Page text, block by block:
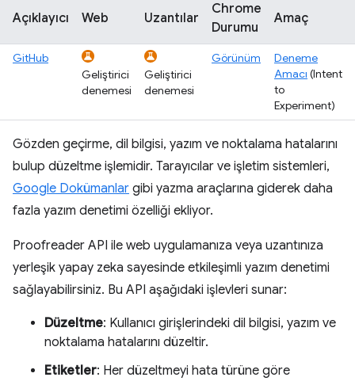
Açıklayıcı Web Uzantılar
Chrome
Durumu
Amaç
GitHub
Geliştirici
denemesi
Geliştirici
denemesi
Görünüm
Deneme
Amacı (Intent
to
Experiment)
Gözden geçirme, dil bilgisi, yazım ve noktalama hatalarını
bulup düzeltme işlemidir. Tarayıcılar ve işletim sistemleri,
Google Dokümanlar gibi yazma araçlarına giderek daha
fazla yazım denetimi özelliği ekliyor.
Proofreader API ile web uygulamanıza veya uzantınıza
yerleşik yapay zeka sayesinde etkileşimli yazım denetimi
sağlayabilirsiniz. Bu API aşağıdaki işlevleri sunar:
Düzeltme: Kullanıcı girişlerindeki dil bilgisi, yazım ve
noktalama hatalarını düzeltir.
Etiketler: Her düzeltmeyi hata türüne göre